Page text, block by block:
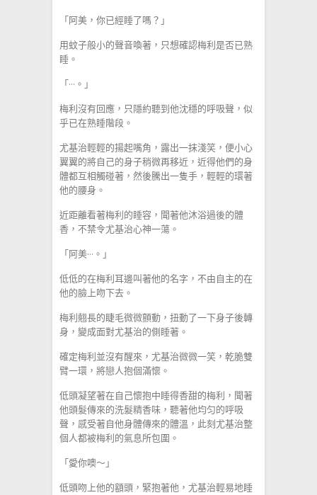
「阿美，你已經睡了嗎？」
用蚊子般小的聲音喚著，只想確認梅利是否已熟
睡。
「···。」
梅利沒有回應，只隱約聽到他沈穩的呼吸聲，似
乎已在熟睡階段。
尤基治輕輕的揚起嘴角，露出一抹淺笑，便小心
翼翼的將自己的身子稍微再移近，近得他們的身
體都互相觸碰著，然後騰出一隻手，輕輕的環著
他的腰身。
近距離看著梅利的睡容，聞著他沐浴過後的體
香，不禁令尤基治心神一蕩。
「阿美···。」
低低的在梅利耳邊叫著他的名字，不由自主的在
他的臉上吻下去。
梅利翹長的睫毛微微顫動，扭動了一下身子後轉
身，變成面對尤基治的側睡著。
確定梅利並沒有醒來，尤基治微微一笑，乾脆雙
臂一環，將戀人抱個滿懷。
低頭凝望著在自己懷抱中睡得香甜的梅利，聞著
他頭髮傳來的洗髮精香味，聽著他均匀的呼吸
聲，感受著自他身體傳來的體溫，此刻尤基治整
個人都被梅利的氣息所包圍。
「愛你噢～」
低頭吻上他的額頭，緊抱著他，尤基治輕易地睡